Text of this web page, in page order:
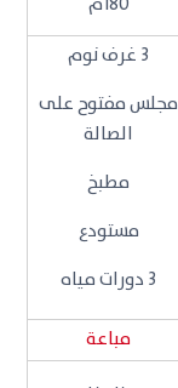
3 غرف نوم
مجلس مفتوح على
الصالة
مطبخ
مستودع
3 دورات مياه
مباعة